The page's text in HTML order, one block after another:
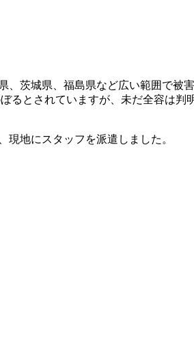
、茨城県、福島県など広い範囲で被
とされていますが、未だ全容は判
地にスタッフを派遣しました。